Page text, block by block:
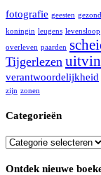
fotografie geesten
koningin leugens levensloop
overleven paarden
Tijgerlezen
verantwoordelijkheid
zijn zonen
Categorieën
Categorieën
Ontdek nieuwe